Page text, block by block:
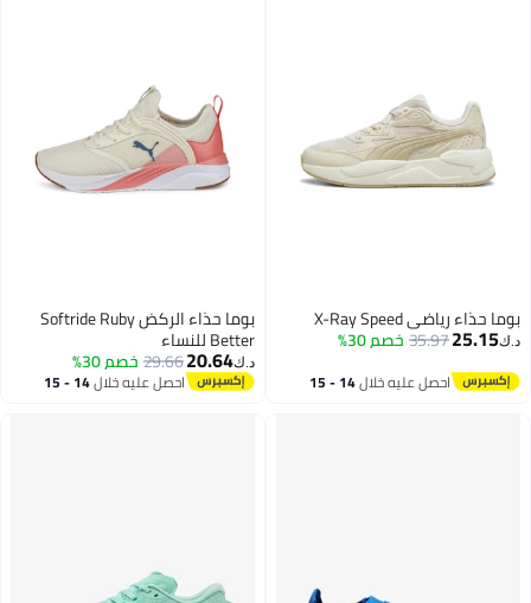
بوما حذاء رياضي X-Ray Speed
د.ك‏25.15
35.97خصم 30%
احصل عليه خلال 14 - 15
اغسطس
بوما حذاء الركض Softride Ruby
Better للنساء
د.ك‏20.64
29.66خصم 30%
احصل عليه خلال 14 - 15
اغسطس